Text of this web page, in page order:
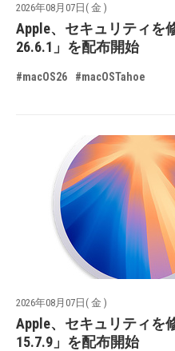
2026年08月07日( 金 )
Apple、セキュリティを
26.6.1」を配布開始
#macOS26 #macOSTahoe
2026年08月07日( 金 )
Apple、セキュリティを
15.7.9」を配布開始